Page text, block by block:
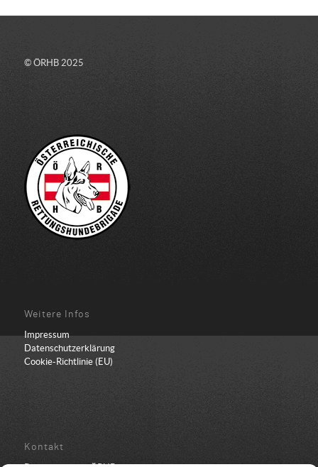
© ÖRHB 2025
Weitere Infos
Impressum
Datenschutzerklärung
Cookie-Richtlinie (EU)
Kontakt